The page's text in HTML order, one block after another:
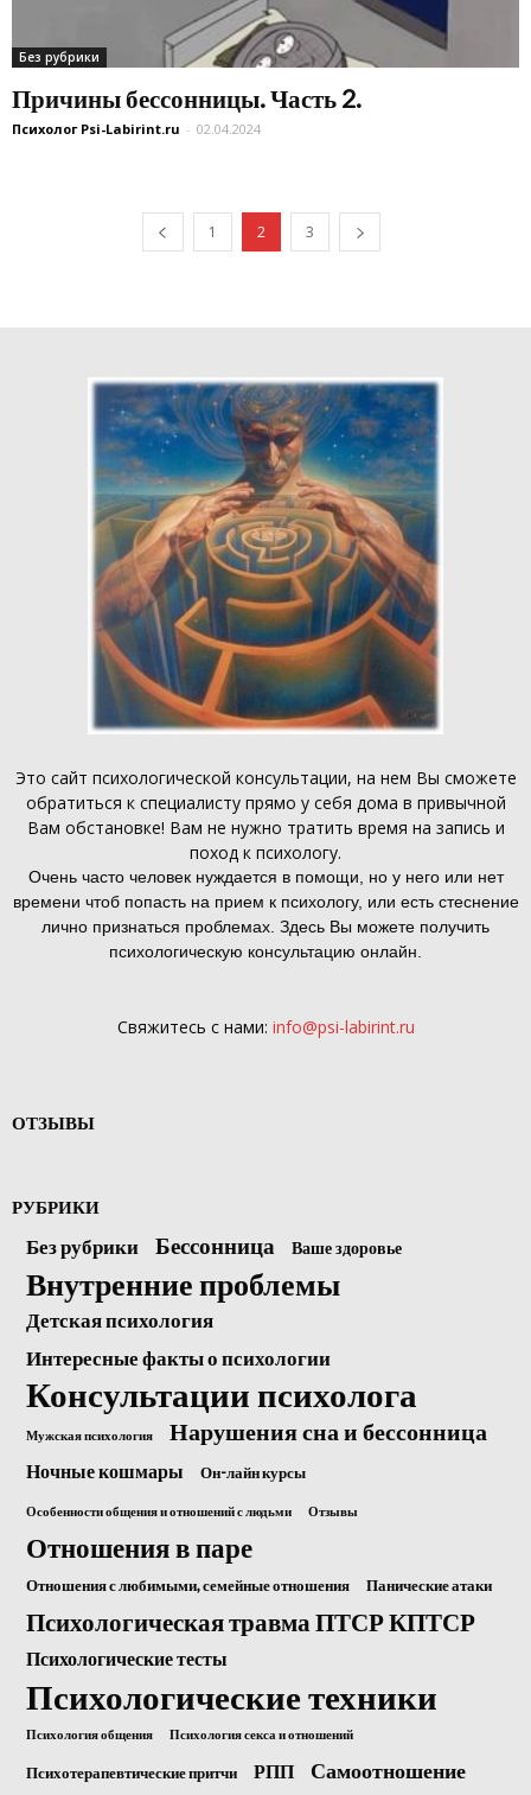
Без рубрики
Причины бессонницы. Часть 2.
Психолог Psi-Labirint.ru - 02.04.2024
1 2 3
Это сайт психологической консультации, на нем Вы сможете
обратиться к специалисту прямо у себя дома в привычной
Вам обстановке! Вам не нужно тратить время на запись и
поход к психологу.
Очень часто человек нуждается в помощи, но у него или нет
времени чтоб попасть на прием к психологу, или есть стеснение
лично признаться проблемах. Здесь Вы можете получить
психологическую консультацию онлайн.
Свяжитесь с нами: info@psi-labirint.ru
ОТЗЫВЫ
РУБРИКИ
Без рубрики Бессонница Ваше здоровье
Внутренние проблемы
Детская психология
Интересные факты о психологии
Консультации психолога
Мужская психология Нарушения сна и бессонница
Ночные кошмары Он-лайн курсы
Особенности общения и отношений с людьми Отзывы
Отношения в паре
Отношения с любимыми, семейные отношения Панические атаки
Психологическая травма ПТСР КПТСР
Психологические тесты
Психологические техники
Психология общения Психология секса и отношений
Психотерапевтические притчи РПП Самоотношение